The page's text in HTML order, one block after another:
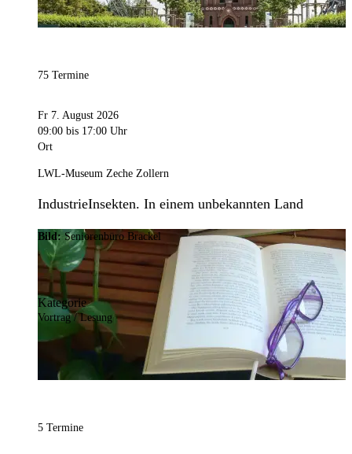
75 Termine
Fr 7. August 2026
09:00 bis 17:00 Uhr
Ort
LWL-Museum Zeche Zollern
IndustrieInsekten. In einem unbekannten Land
Bild: Seniorenbüro Brackel
Kategorie
Vortrag / Lesung
5 Termine